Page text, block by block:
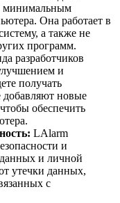
минимальным
Она работает в
а также не
программ.
разработчиков
и
получать
добавляют новые
обеспечить
LAlarm
и
и личной
утечки данных,
с